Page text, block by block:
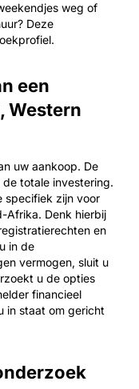
weg of
Deze
een
Western
uw aankoop. De
totale investering.
specifiek zijn voor
Afrika. Denk hierbij
en
in de
vermogen, sluit u
u de opties
financieel
in staat om gericht